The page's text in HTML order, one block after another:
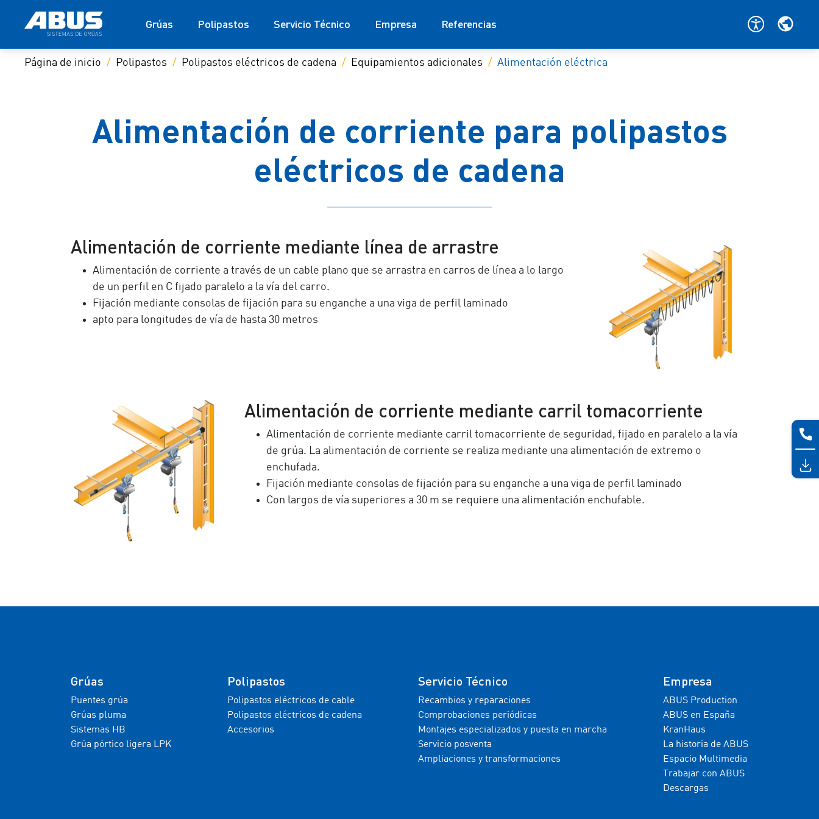
Grúas Polipastos Servicio Técnico Empresa Referencias
Página de inicio Polipastos Polipastos eléctricos de cadena Equipamientos adicionales Alimentación eléctrica
Alimentación de corriente para polipastos
eléctricos de cadena
Alimentación de corriente mediante línea de arrastre
Alimentación de corriente a través de un cable plano que se arrastra en carros de línea a lo largo
de un perfil en C fijado paralelo a la vía del carro.
Fijación mediante consolas de fijación para su enganche a una viga de perfil laminado
apto para longitudes de vía de hasta 30 metros
Alimentación de corriente mediante carril tomacorriente
Alimentación de corriente mediante carril tomacorriente de seguridad, fijado en paralelo a la vía
de grúa. La alimentación de corriente se realiza mediante una alimentación de extremo o
enchufada.
Fijación mediante consolas de fijación para su enganche a una viga de perfil laminado
Con largos de vía superiores a 30 m se requiere una alimentación enchufable.
Grúas
Puentes grúa
Grúas pluma
Sistemas HB
Grúa pórtico ligera LPK
Polipastos
Polipastos eléctricos de cable
Polipastos eléctricos de cadena
Accesorios
Servicio Técnico
Recambios y reparaciones
Comprobaciones periódicas
Montajes especializados y puesta en marcha
Servicio posventa
Ampliaciones y transformaciones
Empresa
ABUS Production
ABUS en España
KranHaus
La historia de ABUS
Espacio Multimedia
Trabajar con ABUS
Descargas